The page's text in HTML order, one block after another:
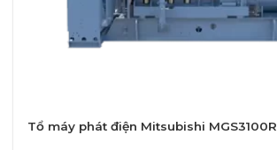
Tổ máy phát điện Mitsubishi MGS3100R